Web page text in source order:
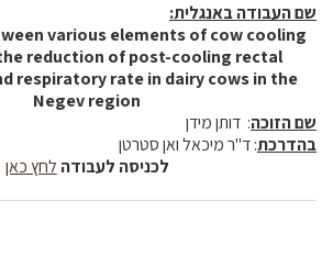
שם העבודה באנגלית:
various elements of cow cooling
reduction of post-cooling rectal
respiratory rate in dairy cows in the
Negev region
שם הזוכה: דותן מידן
בהדרכת: ד"ר מיכאל ואן סטרטן
לכניסה לעבודה לחץ כאן